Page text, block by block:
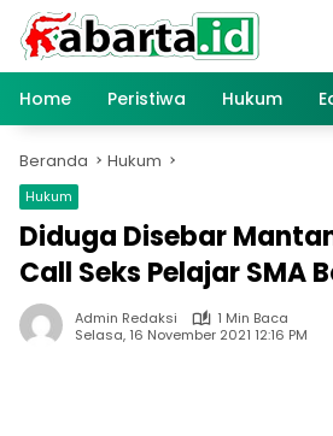
Langsung
konten
Home
Peristiwa Hukum
Beranda Hukum
Hukum
Diduga Disebar
Call Seks Pelajar SMA
Admin Redaksi
1 Min Baca
Selasa, 16 November 2021 12:16 PM